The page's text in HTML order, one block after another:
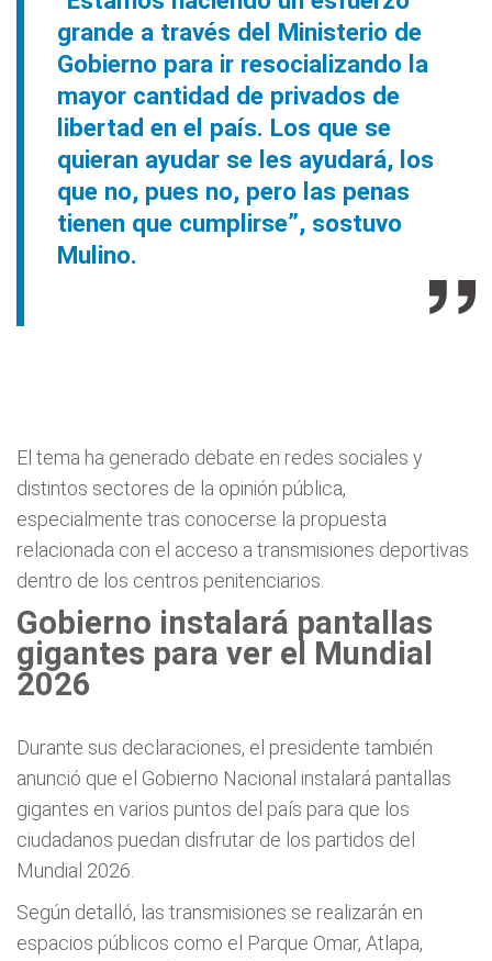
grande a través del Ministerio de
Gobierno para ir resocializando la
mayor cantidad de privados de
libertad en el país. Los que se
quieran ayudar se les ayudará, los
que no, pues no, pero las penas
tienen que cumplirse”, sostuvo
Mulino.
El tema ha generado debate en redes sociales y
distintos sectores de la opinión pública,
especialmente tras conocerse la propuesta
relacionada con el acceso a transmisiones deportivas
dentro de los centros penitenciarios.
Gobierno instalará pantallas
gigantes para ver el Mundial
2026
Durante sus declaraciones, el presidente también
anunció que el Gobierno Nacional instalará pantallas
gigantes en varios puntos del país para que los
ciudadanos puedan disfrutar de los partidos del
Mundial 2026.
Según detalló, las transmisiones se realizarán en
espacios públicos como el Parque Omar, Atlapa,